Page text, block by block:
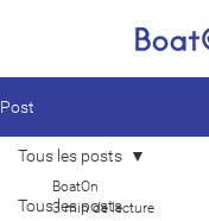
Post
Tous les posts
Tous les posts
BoatOn
3 min de lecture